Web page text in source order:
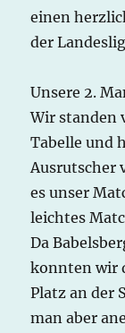
einen
der
Unsere 2.
Wir standen
Tabelle und
Ausrutscher
es unser
leichtes
Da
konnten wir
Platz an der
man aber